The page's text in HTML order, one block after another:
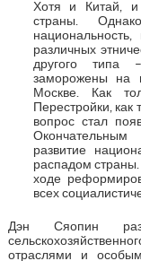
Хотя и Китай, и
страны.
различных
другого типа
заморожены на
Москве. Как
Перестройки, как
вопрос стал
развитие
распадом страны.
ходе
всех
Дэн Сяопин
отраслями и